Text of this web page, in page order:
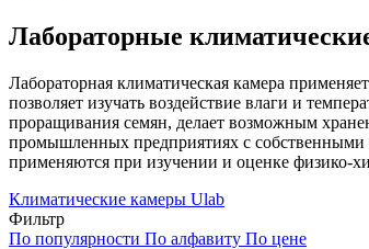
Лабораторные
Лабораторная климатическая камера
позволяет изучать воздействие влаги и
проращивания семян, делает возможным
промышленных предприятиях с собственными
применяются при изучении и оценке физико-
Климатические камеры Ulab
Фильтр
По популярности По алфавиту По цене